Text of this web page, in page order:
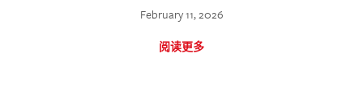
February 11, 2026
阅读更多